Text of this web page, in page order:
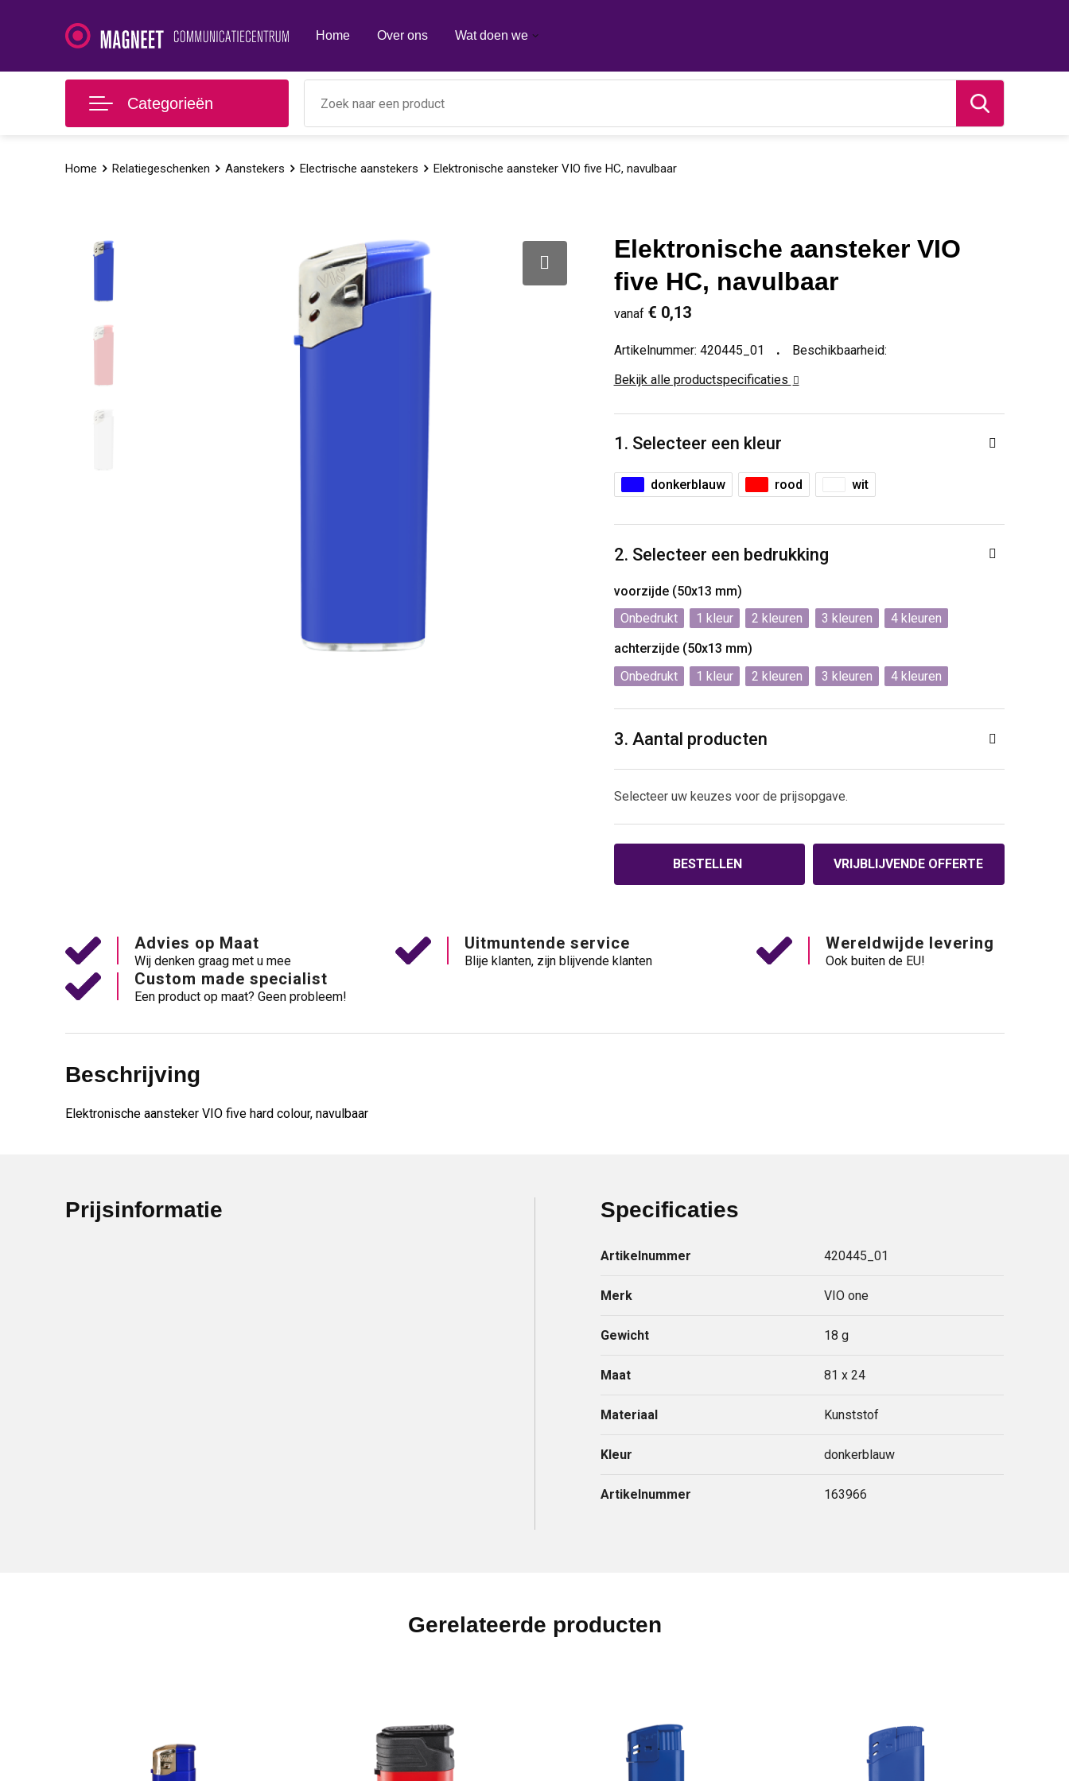
Home Over ons Wat doen we
Categorieën
Home Relatiegeschenken Aanstekers Electrische aanstekers Elektronische aansteker VIO five HC, navulbaar
Elektronische aansteker VIO
five HC, navulbaar
vanaf € 0,13
Artikelnummer: 420445_01
Beschikbaarheid:
Bekijk alle productspecificaties
1. Selecteer een kleur
donkerblauw rood wit
2. Selecteer een bedrukking
voorzijde (50x13 mm)
Onbedrukt
1 2 3
4
achterzijde (50x13 mm)
Onbedrukt
1 2 3 4
3. Aantal producten
Selecteer uw keuzes voor de prijsopgave.
BESTELLEN VRIJBLIJVENDE OFFERTE
Advies op Maat
Wij denken graag met u mee
Uitmuntende service
Blije klanten, zijn blijvende klanten
Wereldwijde levering
Ook buiten de EU!
Custom made specialist
Een product op maat? Geen probleem!
Beschrijving
Elektronische aansteker VIO five hard colour, navulbaar
Prijsinformatie Specificaties
Artikelnummer 420445_01
Merk VIO one
Gewicht 18 g
Maat 81 x 24
Materiaal Kunststof
Kleur donkerblauw
Artikelnummer 163966
Gerelateerde producten